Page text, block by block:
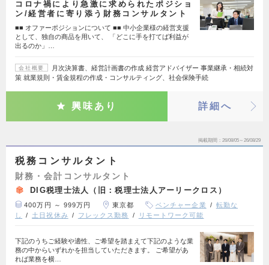
コロナ禍により急激に求められたポジショ
ン/経営者に寄り添う財務コンサルタント
■■ オファーポジションについて ■■ 中小企業様の経営支援
として、独自の商品を用いて、 「どこに手を打てば利益が
出るのか」…
会社概要
月次決算書、経営計画書の作成 経営アドバイザー 事業継承・相続対
策 就業規則・賃金規程の作成・コンサルティング、社会保険手続
興味あり 詳細へ
掲載期間 26/08/05～26/08/29
税務コンサルタント
財務・会計コンサルタント
DIG税理士法人（旧：税理士法人アーリークロス）
400万円 ～ 999万円 東京都 ベンチャー企業
転勤な
し
土日祝休み フレックス勤務 リモートワーク可能
下記のうちご経験や適性、ご希望を踏まえて下記のような業
務の中からいずれかを担当していただきます。 ご希望があ
れば業務を横…